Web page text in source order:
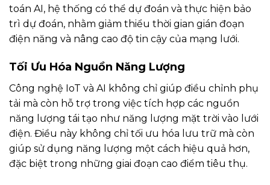
toán AI, hệ thống có thể dự đoán và thực hiện bảo
trì dự đoán, nhằm giảm thiểu thời gian gián đoạn
điện năng và nâng cao độ tin cậy của mạng lưới.
Tối Ưu Hóa Nguồn Năng Lượng
Công nghệ IoT và AI không chỉ giúp điều chỉnh phụ
tải mà còn hỗ trợ trong việc tích hợp các nguồn
năng lượng tái tạo như năng lượng mặt trời vào lưới
điện. Điều này không chỉ tối ưu hóa lưu trữ mà còn
giúp sử dụng năng lượng một cách hiệu quả hơn,
đặc biệt trong những giai đoạn cao điểm tiêu thụ.